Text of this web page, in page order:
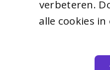
verbeteren.
alle cookies